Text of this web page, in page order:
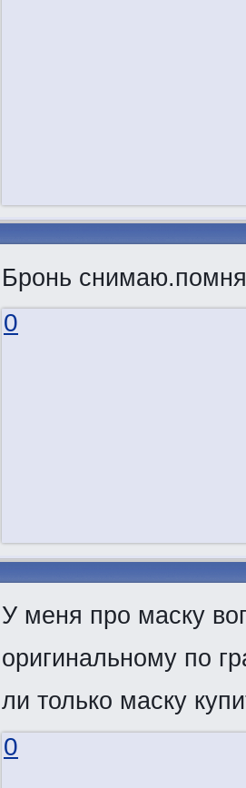
Бронь
0
У меня про маску
оригинальному по
ли только маску
0